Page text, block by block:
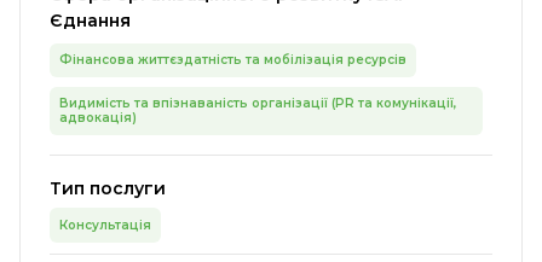
Єднання
Фінансова життєздатність та мобілізація ресурсів
Видимість та впізнаваність організації (PR та комунікації,
адвокація)
Тип послуги
Консультація